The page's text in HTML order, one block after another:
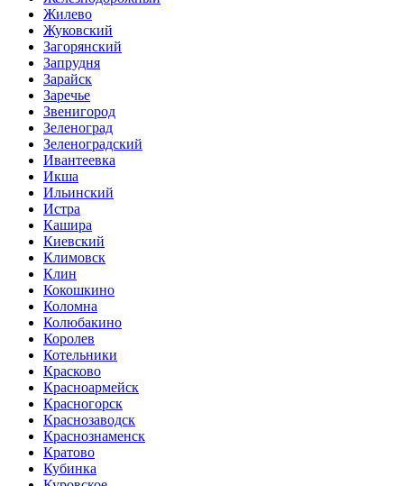
Жилево
Жуковский
Загорянский
Запрудня
Зарайск
Заречье
Звенигород
Зеленоград
Зеленоградский
Ивантеевка
Икша
Ильинский
Истра
Кашира
Киевский
Климовск
Клин
Кокошкино
Коломна
Колюбакино
Королев
Котельники
Красково
Красноармейск
Красногорск
Краснозаводск
Краснознаменск
Кратово
Кубинка